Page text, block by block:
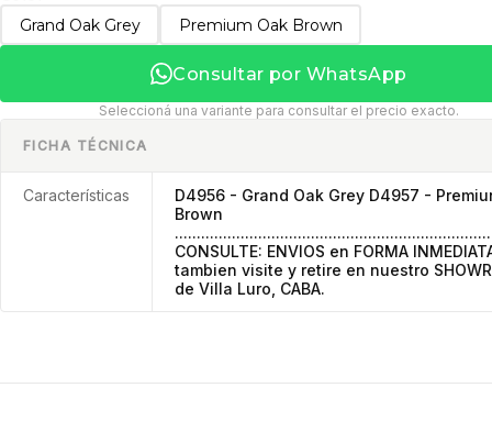
Grand Oak Grey
Premium Oak Brown
Consultar por WhatsApp
Seleccioná una variante para consultar el precio exacto.
FICHA TÉCNICA
Características
D4956 - Grand Oak Grey D4957 -
Brown
CONSULTE: ENVIOS en FORMA
tambien visite y retire en nuestro
de Villa Luro, CABA.